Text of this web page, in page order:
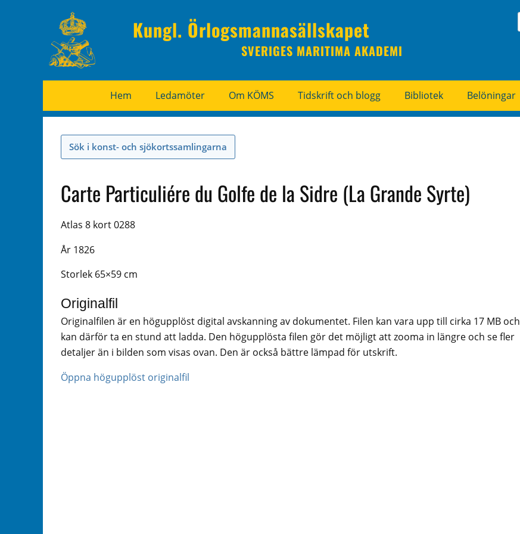
Kungl. Örlogsmannasällskapet
SVERIGES MARITIMA AKADEMI
Hem Ledamöter Om KÖMS Tidskrift och blogg Bibliotek Belöningar
Sök i konst- och sjökortssamlingarna
Carte Particuliére du Golfe de la Sidre (La Grande Syrte)
Atlas 8 kort 0288
År 1826
Storlek 65×59 cm
Originalfil
Originalfilen är en högupplöst digital avskanning av dokumentet. Filen kan vara upp till cirka 17 MB och
kan därför ta en stund att ladda. Den högupplösta filen gör det möjligt att zooma in längre och se fler
detaljer än i bilden som visas ovan. Den är också bättre lämpad för utskrift.
Öppna högupplöst originalfil